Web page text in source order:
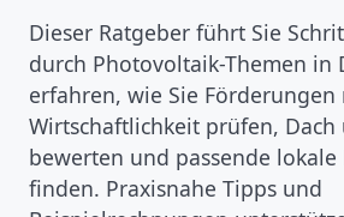
Dieser Ratgeber führt Sie
durch Photovoltaik-Themen in
erfahren, wie Sie Förderungen
Wirtschaftlichkeit prüfen,
bewerten und passende
finden. Praxisnahe Tipps und